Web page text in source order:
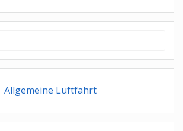
Allgemeine Luftfahrt